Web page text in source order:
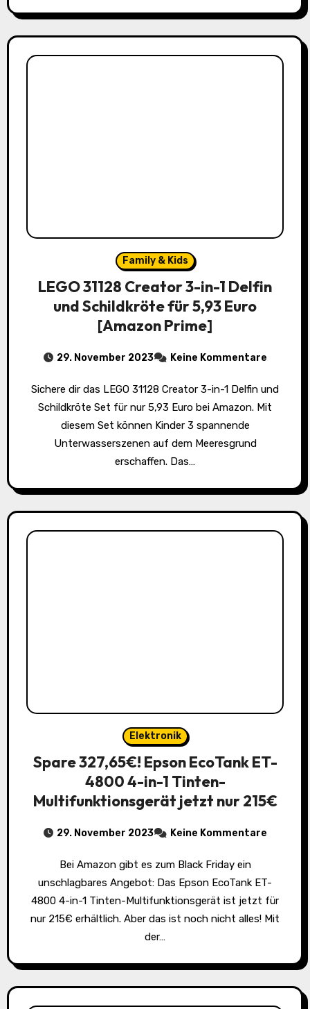
Family & Kids
LEGO 31128 Creator 3-in-1 Delfin
und Schildkröte für 5,93 Euro
[Amazon Prime]
29. November 2023 Keine Kommentare
Sichere dir das LEGO 31128 Creator 3-in-1 Delfin und
Schildkröte Set für nur 5,93 Euro bei Amazon. Mit
diesem Set können Kinder 3 spannende
Unterwasserszenen auf dem Meeresgrund
erschaffen. Das…
Elektronik
Spare 327,65€! Epson EcoTank ET-
4800 4-in-1 Tinten-
Multifunktionsgerät jetzt nur 215€
29. November 2023 Keine Kommentare
Bei Amazon gibt es zum Black Friday ein
unschlagbares Angebot: Das Epson EcoTank ET-
4800 4-in-1 Tinten-Multifunktionsgerät ist jetzt für
nur 215€ erhältlich. Aber das ist noch nicht alles! Mit
der…